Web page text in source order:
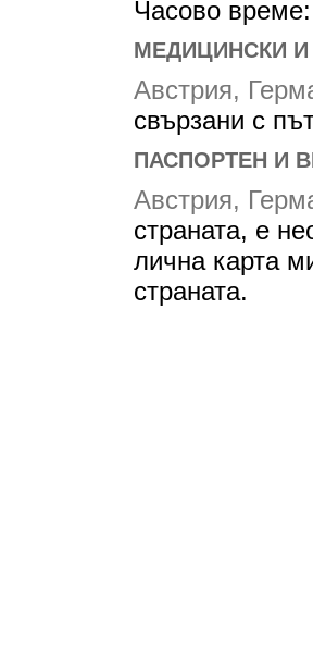
Часово
МЕДИЦИНСКИ
Австрия,
свързани с
ПАСПОРТЕН И
Австрия,
страната, е
лична карта
страната.